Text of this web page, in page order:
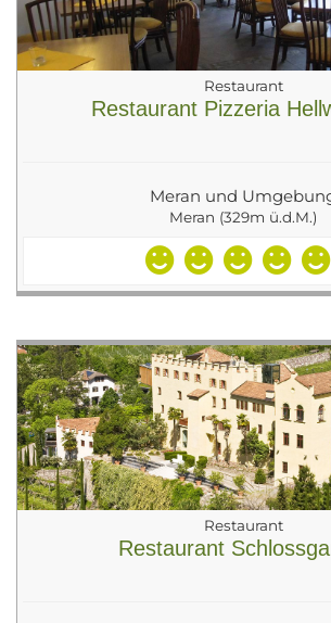
Restaurant
Restaurant Pizzeria
Meran und
Meran (329m ü.d.M.)
Restaurant
Restaurant